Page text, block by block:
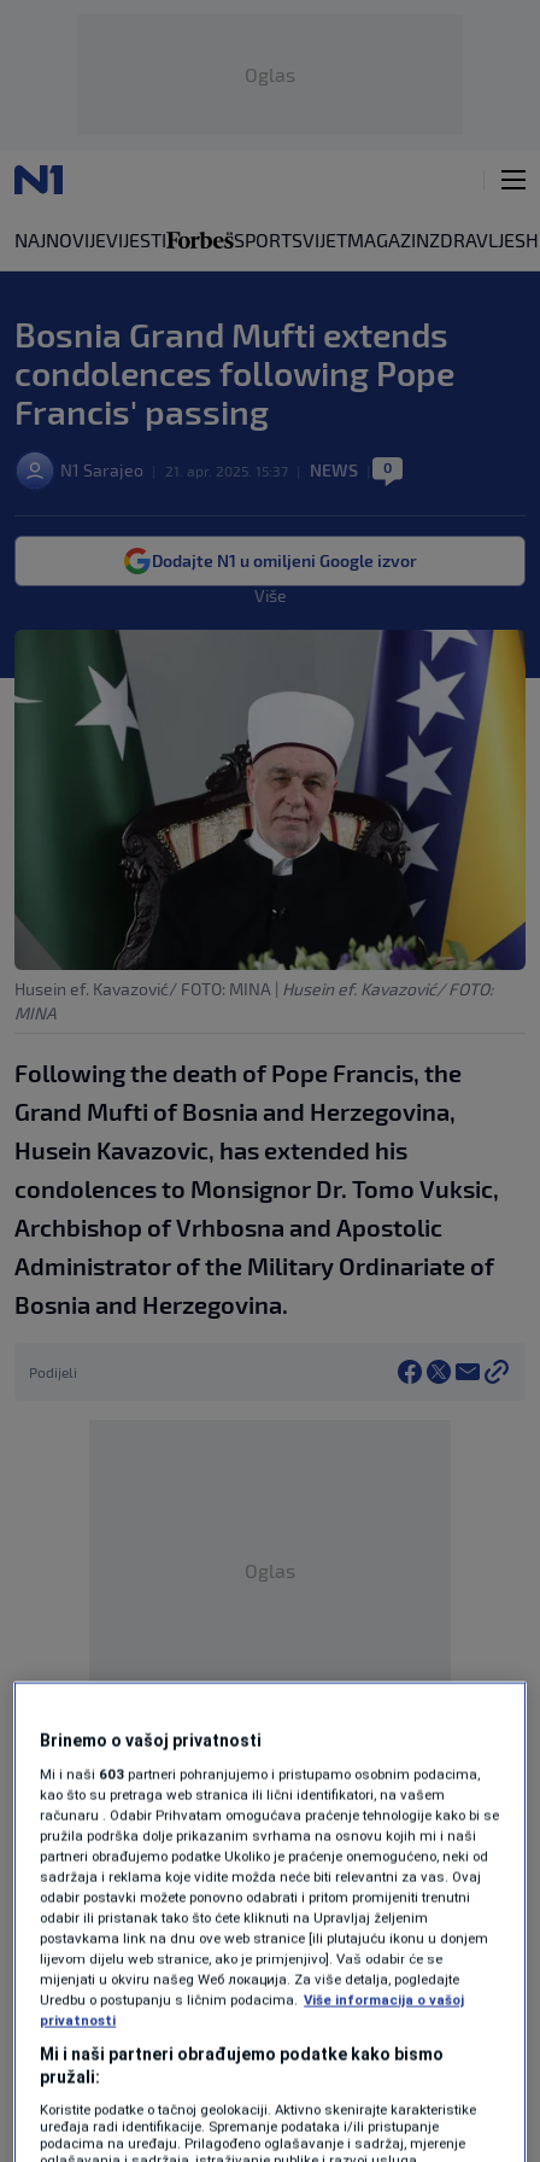
Oglas
NAJNOVIJEVIJESTI SPORTSVIJETMAGAZINZDRAVLJE
Bosnia Grand Mufti extends
condolences following Pope
Francis' passing
N1 Sarajeo 21. apr. 2025. 15:37 NEWS 0
Dodajte N1 u omiljeni Google izvor
Više
Husein ef. Kavazović/ FOTO: MINA | Husein ef. Kavazović/ FOTO:
MINA
Following the death of Pope Francis, the
Grand Mufti of Bosnia and Herzegovina,
Husein Kavazovic, has extended his
condolences to Monsignor Dr. Tomo Vuksic,
Archbishop of Vrhbosna and Apostolic
Administrator of the Military Ordinariate of
Bosnia and Herzegovina.
Podijeli
Oglas
“We were all saddened this morning by the
news of Pope Francis' passing. As believers,
we understand the path we must inevitably
take. Yet, the departure of good people always
brings sorrow to our hearts. Pope Francis was
a righteous man, a voice for the poor and the
marginalised. He sought to build a better world
alongside Muslims, and we hope to follow his
path.
Dear Archbishop Vuksic, please accept my
Brinemo o vašoj privatnosti
Mi i naši 603 partneri pohranjujemo i pristupamo osobnim podacima,
kao što su pretraga web stranica ili lični identifikatori, na vašem
računaru . Odabir Prihvatam omogućava praćenje tehnologije kako bi se
pružila podrška dolje prikazanim svrhama na osnovu kojih mi i naši
partneri obrađujemo podatke Ukoliko je praćenje onemogućeno, neki od
sadržaja i reklama koje vidite možda neće biti relevantni za vas. Ovaj
odabir postavki možete ponovno odabrati i pritom promijeniti trenutni
odabir ili pristanak tako što ćete kliknuti na Upravljaj željenim
postavkama link na dnu ove web stranice [ili plutajuću ikonu u donjem
lijevom dijelu web stranice, ako je primjenjivo]. Vaš odabir će se
mijenjati u okviru našeg Wеб локација. Za više detalja, pogledajte
Uredbu o postupanju s ličnim podacima. Više informacija o vašoj
privatnosti
Mi i naši partneri obrađujemo podatke kako bismo
pružali:
Koristite podatke o tačnoj geolokaciji. Aktivno skenirajte karakteristike
uređaja radi identifikacije. Spremanje podataka i/ili pristupanje
podacima na uređaju. Prilagođeno oglašavanje i sadržaj, mjerenje